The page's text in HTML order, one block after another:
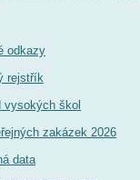
odkazy
rejstřík
vysokých škol
zakázek 2026
data